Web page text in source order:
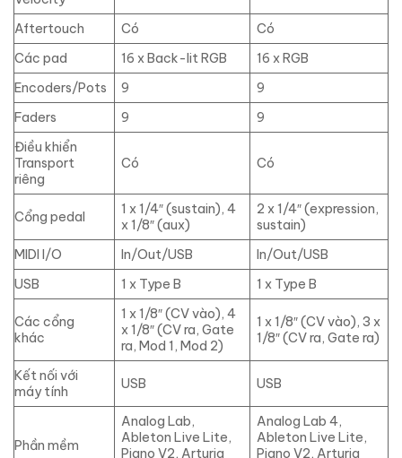
Aftertouch Có
Có
Các pad
16 x Back-lit RGB
16 x RGB
Encoders/Pots
9
9
Faders
9
9
Điều khiển
Transport
riêng
Có Có
Cổng pedal
1 x 1/4″ (sustain), 4
x 1/8″ (aux)
2 x 1/4″ (expression,
sustain)
MIDI I/O
In/Out/USB
In/Out/USB
USB
1 x Type B 1 x Type B
Các cổng
khác
1 x 1/8″ (CV vào), 4
x 1/8″ (CV ra, Gate
ra, Mod 1, Mod 2)
1 x 1/8″ (CV vào), 3 x
1/8″ (CV ra, Gate ra)
Kết nối với
máy tính
USB USB
Phần mềm
Analog Lab,
Ableton Live Lite,
Piano V2, Arturia
Analog Lab 4,
Ableton Live Lite,
Piano V2, Arturia